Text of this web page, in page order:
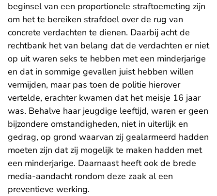
beginsel van een proportionele straftoemeting zijn
om het te bereiken strafdoel over de rug van
concrete verdachten te dienen. Daarbij acht de
rechtbank het van belang dat de verdachten er niet
op uit waren seks te hebben met een minderjarige
en dat in sommige gevallen juist hebben willen
vermijden, maar pas toen de politie hierover
vertelde, erachter kwamen dat het meisje 16 jaar
was. Behalve haar jeugdige leeftijd, waren er geen
bijzondere omstandigheden, niet in uiterlijk en
gedrag, op grond waarvan zij gealarmeerd hadden
moeten zijn dat zij mogelijk te maken hadden met
een minderjarige. Daarnaast heeft ook de brede
media-aandacht rondom deze zaak al een
preventieve werking.